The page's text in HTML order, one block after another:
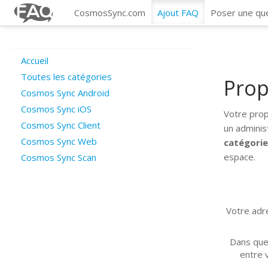
CosmosSync.com Ajout FAQ Poser une
Accueil
Toutes les catégories
Cosmos Sync Android
Cosmos Sync iOS
Cosmos Sync Client
Cosmos Sync Web
Cosmos Sync Scan
Votre
un
catégorie
espace.
Votre
Dans
entre